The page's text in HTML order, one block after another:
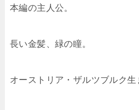
本編の主人公。
長い金髪、緑の瞳。
オーストリア・ザルツブルク生